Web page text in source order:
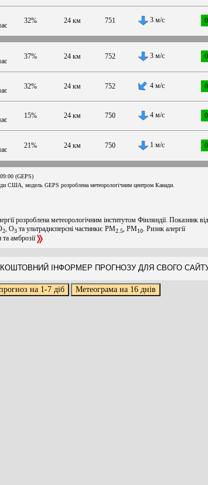
32% 24 км 751 3 м/с 0
37% 24 км 752 3 м/с 0
32% 24 км 752 4 м/с 0
15% 24 км 750 4 м/с 0
21% 24 км 750 1 м/с 0
(GEPS)
США, модель GEPS розроблена метеорологічним центром Канади.
розроблена метеорологічним інститутом Фінляндії. Показник від
2 , O3 та ультрадисперсні частинки: PM2.5 , PM10 . Ризик алергії
амброзії
ІНФОРМЕР ПРОГНОЗУ ДЛЯ СВОГО